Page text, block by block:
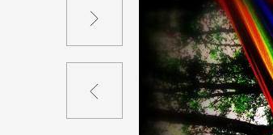
Précédent